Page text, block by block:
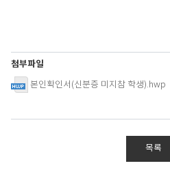
첨부파일
본인확인서(신분증 미지참 학생).hwp
목록